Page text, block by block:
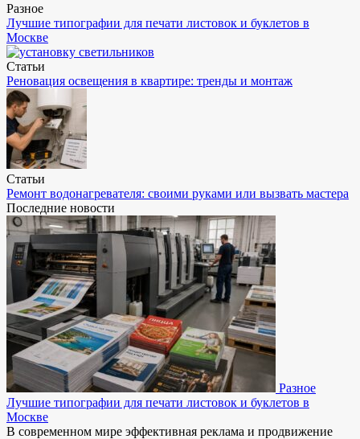
Разное
Лучшие типографии для печати листовок и буклетов в
Москве
Статьи
Реновация освещения в квартире: тренды и монтаж
Статьи
Ремонт водонагревателя: своими руками или вызвать мастера
Последние новости
Разное
Лучшие типографии для печати листовок и буклетов в
Москве
В современном мире эффективная реклама и продвижение